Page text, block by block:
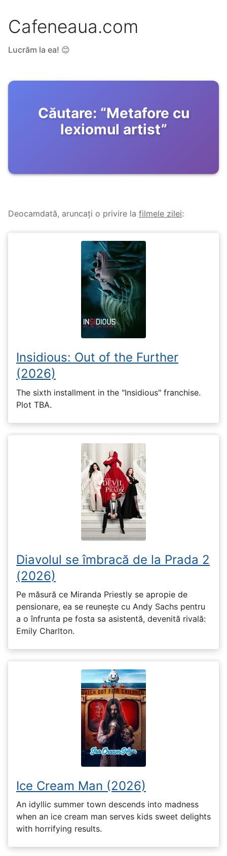
Cafeneaua.com
Lucrăm la ea! 😊
Căutare: “Metafore cu
lexiomul artist”
Deocamdată, aruncați o privire la filmele zilei:
Insidious: Out of the Further
(2026)
The sixth installment in the "Insidious" franchise.
Plot TBA.
Diavolul se îmbracă de la Prada 2
(2026)
Pe măsură ce Miranda Priestly se apropie de
pensionare, ea se reunește cu Andy Sachs pentru
a o înfrunta pe fosta sa asistentă, devenită rivală:
Emily Charlton.
Ice Cream Man (2026)
An idyllic summer town descends into madness
when an ice cream man serves kids sweet delights
with horrifying results.